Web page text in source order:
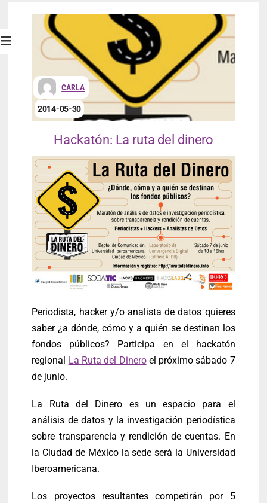
CARLA
2014-05-30
Hackatón: La ruta del dinero
Periodista, hacker y/o analista de datos quieres
saber ¿a dónde, cómo y a quién se destinan los
fondos públicos? Participa en el hackatón
regional La Ruta del Dineroel próximo sábado 7
de junio.
La Ruta del Dinero es un espacio para el
análisis de datos y la investigación periodística
sobre transparencia y rendición de cuentas. En
la Ciudad de México la sede será la Universidad
Iberoamericana.
Los proyectos resultantes competirán por 5